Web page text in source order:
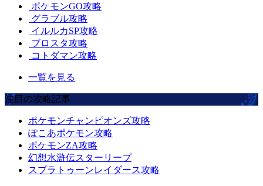
ポケモンGO攻略
グラブル攻略
イルルカSP攻略
ブロスタ攻略
コトダマン攻略
一覧を見る
注目の攻略記事
ポケモンチャンピオンズ攻略
ぽこあポケモン攻略
ポケモンZA攻略
幻想水滸伝スターリープ
スプラトゥーンレイダース攻略